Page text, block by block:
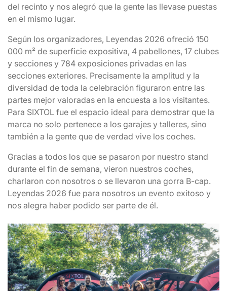
del recinto y nos alegró que la gente las llevase puestas
en el mismo lugar.
Según los organizadores, Leyendas 2026 ofreció 150
000 m² de superficie expositiva, 4 pabellones, 17 clubes
y secciones y 784 exposiciones privadas en las
secciones exteriores. Precisamente la amplitud y la
diversidad de toda la celebración figuraron entre las
partes mejor valoradas en la encuesta a los visitantes.
Para SIXTOL fue el espacio ideal para demostrar que la
marca no solo pertenece a los garajes y talleres, sino
también a la gente que de verdad vive los coches.
Gracias a todos los que se pasaron por nuestro stand
durante el fin de semana, vieron nuestros coches,
charlaron con nosotros o se llevaron una gorra B-cap.
Leyendas 2026 fue para nosotros un evento exitoso y
nos alegra haber podido ser parte de él.